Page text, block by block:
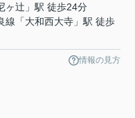
ヶ辻 」駅 徒歩24分
線 「大和西大寺 」駅 徒歩
情報の見方